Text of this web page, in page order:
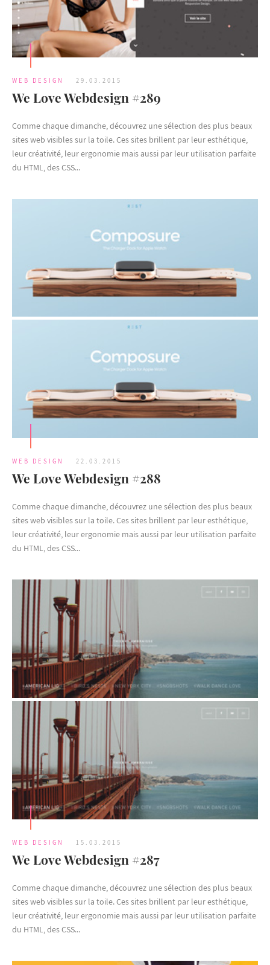
WEB DESIGN 29.03.2015
We Love Webdesign #289
Comme chaque dimanche, découvrez une sélection des plus beaux
sites web visibles sur la toile. Ces sites brillent par leur esthétique,
leur créativité, leur ergonomie mais aussi par leur utilisation parfaite
du HTML, des CSS...
WEB DESIGN 22.03.2015
We Love Webdesign #288
Comme chaque dimanche, découvrez une sélection des plus beaux
sites web visibles sur la toile. Ces sites brillent par leur esthétique,
leur créativité, leur ergonomie mais aussi par leur utilisation parfaite
du HTML, des CSS...
WEB DESIGN 15.03.2015
We Love Webdesign #287
Comme chaque dimanche, découvrez une sélection des plus beaux
sites web visibles sur la toile. Ces sites brillent par leur esthétique,
leur créativité, leur ergonomie mais aussi par leur utilisation parfaite
du HTML, des CSS...